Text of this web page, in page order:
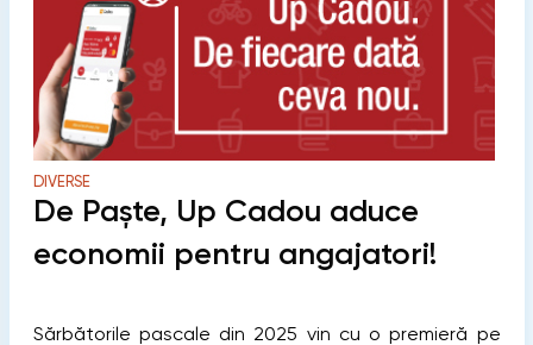
DIVERSE
De Paște, Up Cadou aduce
economii pentru angajatori!
Sărbătorile pascale din 2025 vin cu o premieră pe